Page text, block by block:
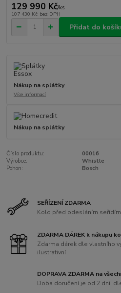
129 990 Kč/ks
107 430 Kč bez DPH
Přidat do
Nákup na splátky
Více informací
Nákup na splátky
Číslo produktu:
00016
Výrobce:
Whistle
Pohon:
Bosch
SEŘÍZENÍ ZDARMA
Kolo před odesláním
ZDARMA DÁREK k nákupu
Zdarma dárek dle vlastního
ilustrativní
DOPRAVA ZDARMA na
Doba doručení je od 2 dní,